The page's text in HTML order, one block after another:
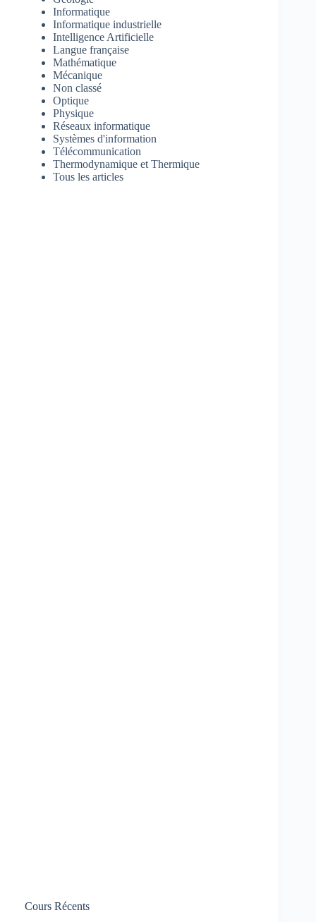
Informatique
Informatique industrielle
Intelligence Artificielle
Langue française
Mathématique
Mécanique
Non classé
Optique
Physique
Réseaux informatique
Systèmes d'information
Télécommunication
Thermodynamique et Thermique
Tous les articles
Cours Récents